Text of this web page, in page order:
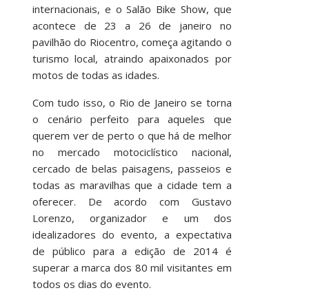
internacionais, e o Salão Bike Show, que
acontece de 23 a 26 de janeiro no
pavilhão do Riocentro, começa agitando o
turismo local, atraindo apaixonados por
motos de todas as idades.
Com tudo isso, o Rio de Janeiro se torna
o cenário perfeito para aqueles que
querem ver de perto o que há de melhor
no mercado motociclístico nacional,
cercado de belas paisagens, passeios e
todas as maravilhas que a cidade tem a
oferecer. De acordo com Gustavo
Lorenzo, organizador e um dos
idealizadores do evento, a expectativa
de público para a edição de 2014 é
superar a marca dos 80 mil visitantes em
todos os dias do evento.